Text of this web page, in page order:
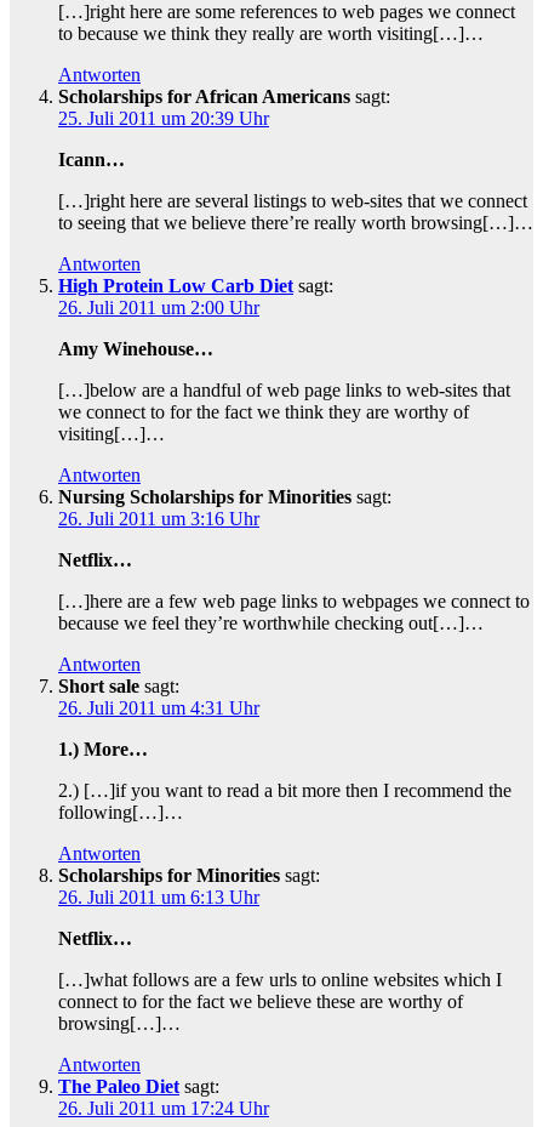
[…]right here are some references to web pages we connect
to because we think they really are worth visiting[…]…
Antworten
Scholarships for African Americans sagt:
25. Juli 2011 um 20:39 Uhr
Icann…
[…]right here are several listings to web-sites that we connect
to seeing that we believe there’re really worth browsing[…]…
Antworten
High Protein Low Carb Diet sagt:
26. Juli 2011 um 2:00 Uhr
Amy Winehouse…
[…]below are a handful of web page links to web-sites that
we connect to for the fact we think they are worthy of
visiting[…]…
Antworten
Nursing Scholarships for Minorities sagt:
26. Juli 2011 um 3:16 Uhr
Netflix…
[…]here are a few web page links to webpages we connect to
because we feel they’re worthwhile checking out[…]…
Antworten
Short sale sagt:
26. Juli 2011 um 4:31 Uhr
1.) More…
2.) […]if you want to read a bit more then I recommend the
following[…]…
Antworten
Scholarships for Minorities sagt:
26. Juli 2011 um 6:13 Uhr
Netflix…
[…]what follows are a few urls to online websites which I
connect to for the fact we believe these are worthy of
browsing[…]…
Antworten
The Paleo Diet sagt:
26. Juli 2011 um 17:24 Uhr